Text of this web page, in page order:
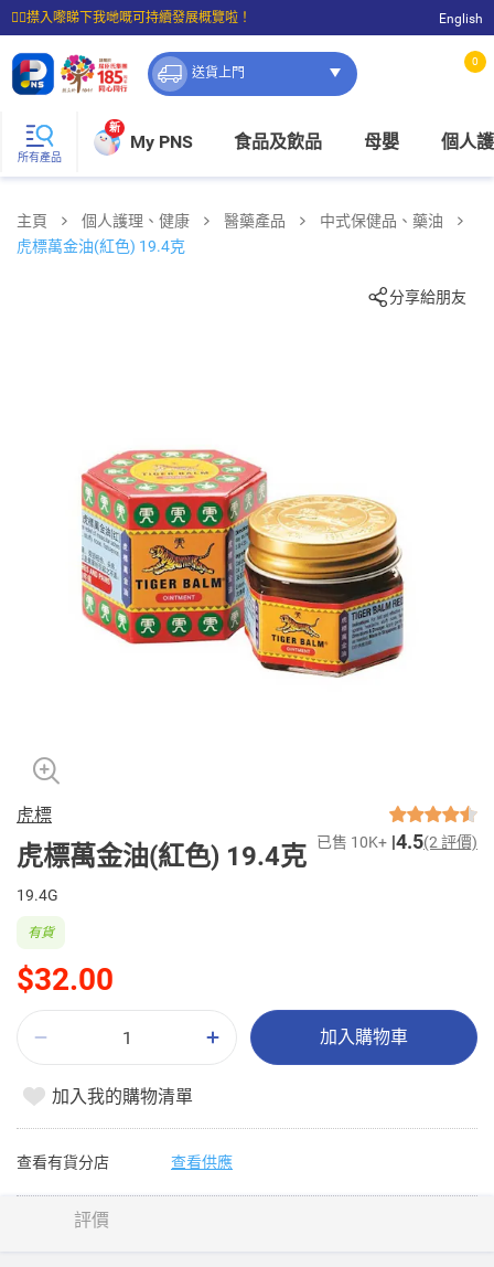
☝🏼㩒入嚟睇下我哋嘅可持續發展概覽啦！
⭐購物滿$399即享免費送貨；滿$100即可免費店取。
English
送貨上門
0
所有產品
新
My PNS 食品及飲品 母嬰 個人
主頁 個人護理、健康 醫藥產品
中式保健品、藥油
虎標萬金油(紅色) 19.4克
分享給朋友
虎標
虎標萬金油(紅色) 19.4克 已售 10K+ 4.5(2 評價)
19.4G
$32.00
有貨
加入購物車
加入我的購物清單
查看有貨分店 查看供應
評價